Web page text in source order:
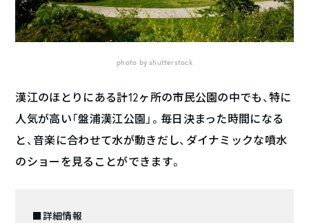
photo by shutterstock
漢江のほとりにある計12ヶ所の市民公園の中でも、特に
人気が高い「盤浦漢江公園」。毎日決まった時間になる
と、音楽に合わせて水が動きだし、ダイナミックな噴水
のショーを見ることができます。
■詳細情報